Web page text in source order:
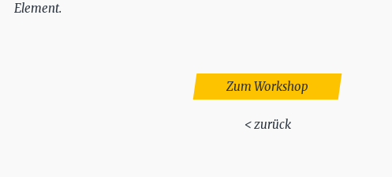
Element.
Zum Workshop
< zurück